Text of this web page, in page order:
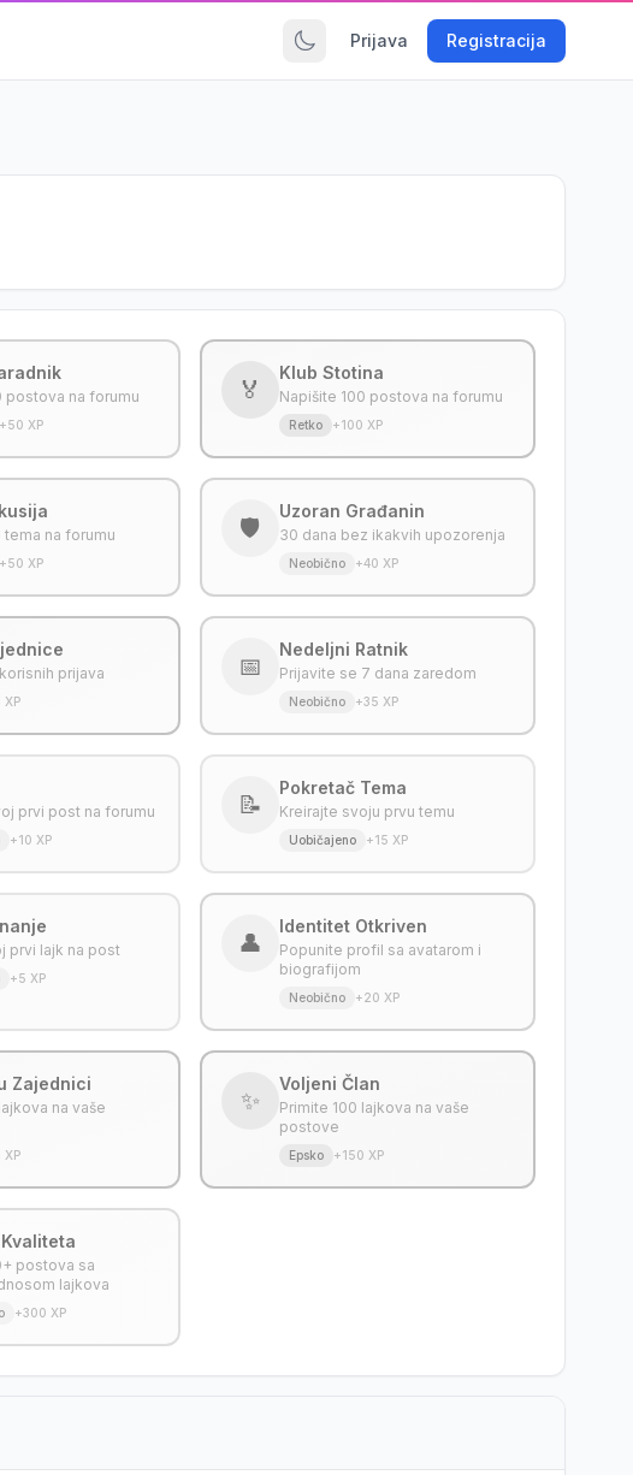
Prijava Registracija
postova na forumu
+50 XP
🏅
Klub Stotina
Napišite 100 postova na forumu
Retko +100 XP
tema na forumu
+50 XP
🛡️
Uzoran Građanin
30 dana bez ikakvih upozorenja
Neobično +40 XP
prijava
XP
📅
Nedeljni Ratnik
Prijavite se 7 dana zaredom
Neobično +35 XP
prvi post na forumu
+10 XP
📝
Pokretač Tema
Kreirajte svoju prvu temu
Uobičajeno +15 XP
prvi lajk na post
+5 XP
👤
Identitet Otkriven
Popunite profil sa avatarom i
biografijom
Neobično +20 XP
Zajednici
na vaše
XP
✨
Voljeni Član
Primite 100 lajkova na vaše
postove
Epsko +150 XP
postova sa
lajkova
+300 XP